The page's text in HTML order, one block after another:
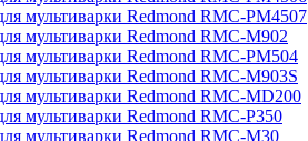
мультиварки Redmond RMC-PM4507
мультиварки Redmond RMC-M902
мультиварки Redmond RMC-PM504
мультиварки Redmond RMC-M903S
мультиварки Redmond RMC-MD200
мультиварки Redmond RMC-P350
мультиварки Redmond RMC-M30